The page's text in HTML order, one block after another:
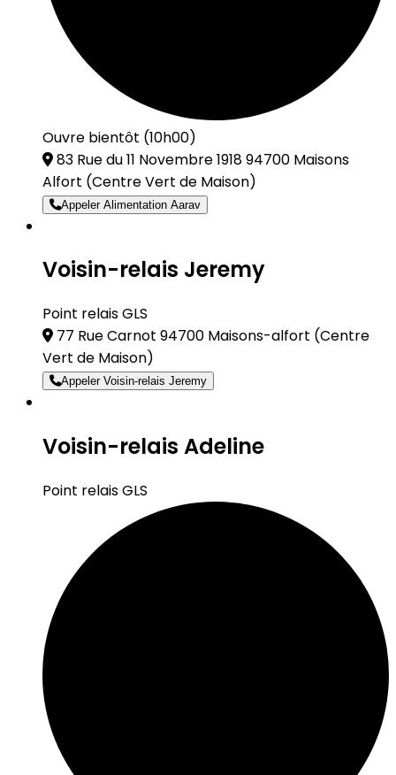
Ouvre bientôt (10h00)
83 Rue du 11 Novembre 1918 94700 Maisons
Alfort (Centre Vert de Maison)
Appeler Alimentation Aarav
Voisin-relais Jeremy
Point relais GLS
77 Rue Carnot 94700 Maisons-alfort (Centre
Vert de Maison)
Appeler Voisin-relais Jeremy
Voisin-relais Adeline
Point relais GLS